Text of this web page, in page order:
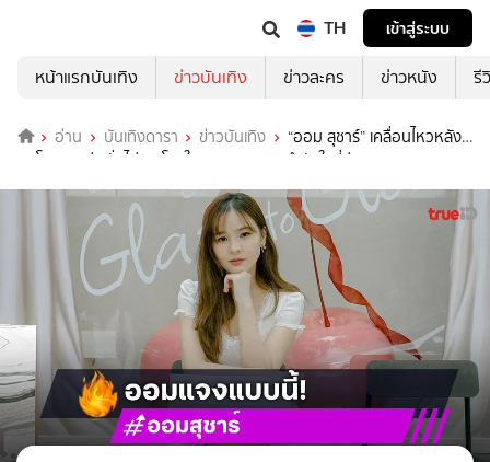
TH
เข้าสู่ระบบ
หน้าแรกบันเทิง
ข่าวบันเทิง ข่าวละคร ข่าวหนัง รี
อ่าน บันเทิงดารา ข่าวบันเทิง
“ออม สุชาร์” เคลื่อนไหวหลัง
ถูกโยงดราม่า ลั่นไม่เคยโกงใคร ขอบคุณทุกกำลังใจที่ส่งมา